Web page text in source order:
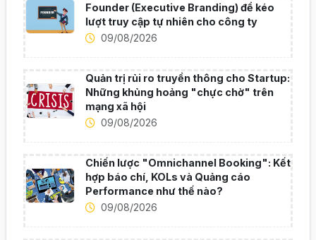
Founder (Executive Branding) để kéo
lượt truy cập tự nhiên cho công ty
09/08/2026
Quản trị rủi ro truyền thông cho Startup:
Những khủng hoảng "chực chờ" trên
mạng xã hội
09/08/2026
Chiến lược "Omnichannel Booking": Kết
hợp báo chí, KOLs và Quảng cáo
Performance như thế nào?
09/08/2026